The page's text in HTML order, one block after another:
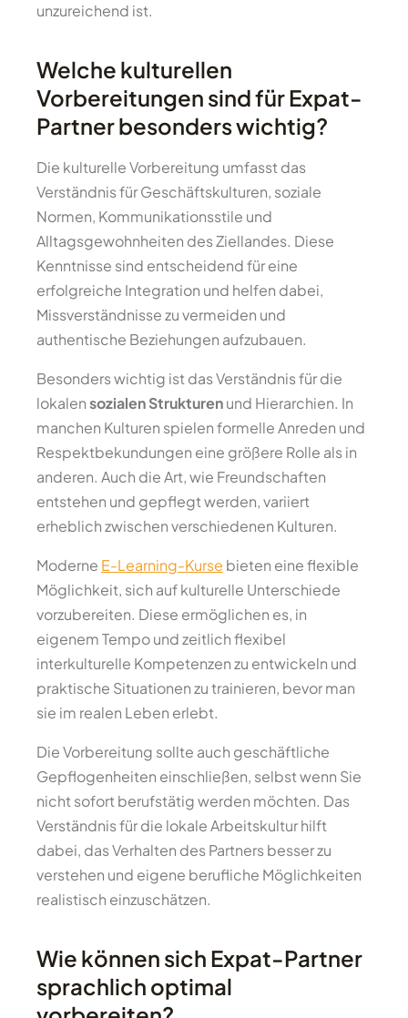
unzureichend ist.
Welche kulturellen
Vorbereitungen sind für Expat-
Partner besonders wichtig?
Die kulturelle Vorbereitung umfasst das
Verständnis für Geschäftskulturen, soziale
Normen, Kommunikationsstile und
Alltagsgewohnheiten des Ziellandes. Diese
Kenntnisse sind entscheidend für eine
erfolgreiche Integration und helfen dabei,
Missverständnisse zu vermeiden und
authentische Beziehungen aufzubauen.
Besonders wichtig ist das Verständnis für die
lokalensozialen Strukturenund Hierarchien. In
manchen Kulturen spielen formelle Anreden und
Respektbekundungen eine größere Rolle als in
anderen. Auch die Art, wie Freundschaften
entstehen und gepflegt werden, variiert
erheblich zwischen verschiedenen Kulturen.
Moderne E-Learning-Kurse bieten eine flexible
Möglichkeit, sich auf kulturelle Unterschiede
vorzubereiten. Diese ermöglichen es, in
eigenem Tempo und zeitlich flexibel
interkulturelle Kompetenzen zu entwickeln und
praktische Situationen zu trainieren, bevor man
sie im realen Leben erlebt.
Die Vorbereitung sollte auch geschäftliche
Gepflogenheiten einschließen, selbst wenn Sie
nicht sofort berufstätig werden möchten. Das
Verständnis für die lokale Arbeitskultur hilft
dabei, das Verhalten des Partners besser zu
verstehen und eigene berufliche Möglichkeiten
realistisch einzuschätzen.
Wie können sich Expat-Partner
sprachlich optimal